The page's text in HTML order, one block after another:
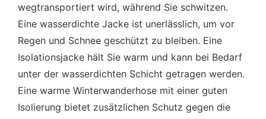
wegtransportiert wird, während Sie schwitzen.
Eine wasserdichte Jacke ist unerlässlich, um vor
Regen und Schnee geschützt zu bleiben. Eine
Isolationsjacke hält Sie warm und kann bei Bedarf
unter der wasserdichten Schicht getragen werden.
Eine warme Winterwanderhose mit einer guten
Isolierung bietet zusätzlichen Schutz gegen die